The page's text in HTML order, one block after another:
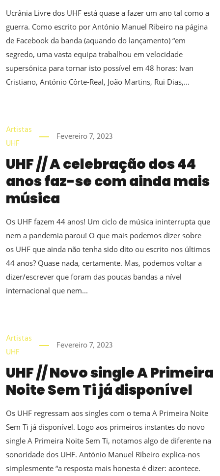
Ucrânia Livre dos UHF está quase a fazer um ano tal como a
guerra. Como escrito por António Manuel Ribeiro na página
de Facebook da banda (aquando do lançamento) “em
segredo, uma vasta equipa trabalhou em velocidade
supersónica para tornar isto possível em 48 horas: Ivan
Cristiano, António Côrte-Real, João Martins, Rui Dias,...
Artistas
UHF
Fevereiro 7, 2023
UHF // A celebração dos 44
anos faz-se com ainda mais
música
Os UHF fazem 44 anos! Um ciclo de música ininterrupta que
nem a pandemia parou! O que mais podemos dizer sobre
os UHF que ainda não tenha sido dito ou escrito nos últimos
44 anos? Quase nada, certamente. Mas, podemos voltar a
dizer/escrever que foram das poucas bandas a nível
internacional que nem...
Artistas
UHF
Fevereiro 7, 2023
UHF // Novo single A Primeira
Noite Sem Ti já disponível
Os UHF regressam aos singles com o tema A Primeira Noite
Sem Ti já disponível. Logo aos primeiros instantes do novo
single A Primeira Noite Sem Ti, notamos algo de diferente na
sonoridade dos UHF. António Manuel Ribeiro explica-nos
simplesmente “a resposta mais honesta é dizer: acontece.